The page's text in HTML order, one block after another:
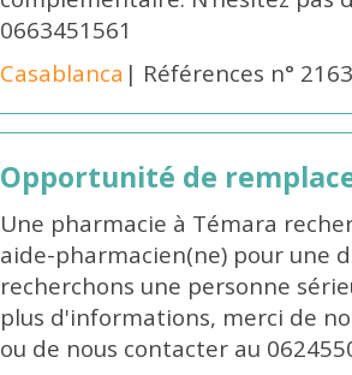
0663451561
Casablanca | Références n°
Opportunité de
Une pharmacie à Témara
aide-pharmacien(ne) pour une
recherchons une personne
plus d'informations, merci de
ou de nous contacter au